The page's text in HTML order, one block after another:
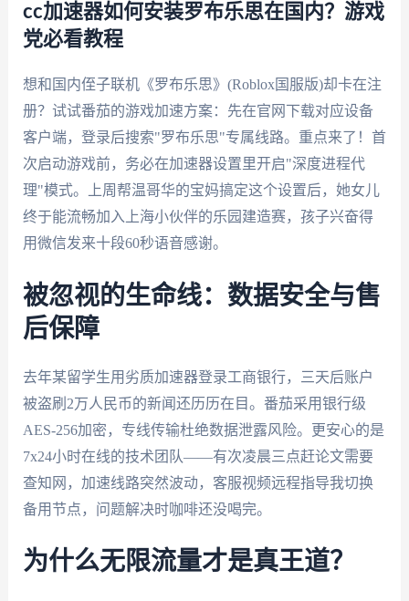
cc加速器如何安装罗布乐思在国内？游戏
党必看教程
想和国内侄子联机《罗布乐思》(Roblox国服版)却卡在注
册？试试番茄的游戏加速方案：先在官网下载对应设备
客户端，登录后搜索"罗布乐思"专属线路。重点来了！首
次启动游戏前，务必在加速器设置里开启"深度进程代
理"模式。上周帮温哥华的宝妈搞定这个设置后，她女儿
终于能流畅加入上海小伙伴的乐园建造赛，孩子兴奋得
用微信发来十段60秒语音感谢。
被忽视的生命线：数据安全与售
后保障
去年某留学生用劣质加速器登录工商银行，三天后账户
被盗刷2万人民币的新闻还历历在目。番茄采用银行级
AES-256加密，专线传输杜绝数据泄露风险。更安心的是
7x24小时在线的技术团队——有次凌晨三点赶论文需要
查知网，加速线路突然波动，客服视频远程指导我切换
备用节点，问题解决时咖啡还没喝完。
为什么无限流量才是真王道？